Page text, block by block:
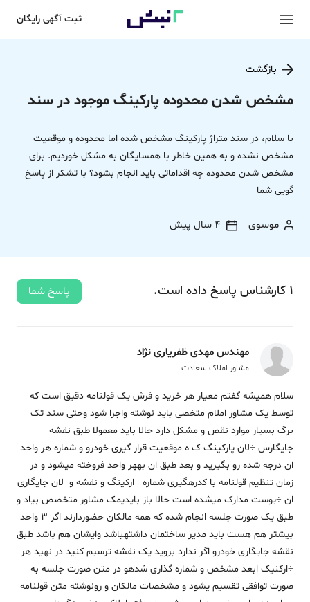
ثبت آگهی رایگان
بازگشت
مشخص شدن محدوده پارکینگ موجود در سند
با سلام، در سند متراژ پارکینگ مشخص شده اما محدوده‌ و موقعیت
مشخص نشده و به همین خاطر با همسایگان به مشکل خوردیم. برای
مشخص شدن محدوده چه اقداماتی باید انجام بشود؟ با تشکر از پاسخ
گویی شما
موسوی 4 سال پیش
1 کارشناس پاسخ داده‌ است. پاسخ شما
مهندس مهدی ظفریاری نژاد
مشاور املاک سعادت
سلام همیشه گفتم معیار هر خرید و فرش یک قولنامه دقیق است که
توسط یک مشاور املام متخصی باید نوشته واجرا شود وحتی سند تک
برگ بسیار موارد نقص و مشکل دارد حالا باید معمولا طبق نقشه
جایگارس ÷لان پارکینگ ک ه موقعیت قرار گیری خودرو و شماره هر واحد
ان درجه شده رو بگیرید و بعد طبق ان بههر واحد فروخته میشود و در
زمان تنظیم قولنامه با کدرهگیری شماره ÷ارکینگ و نقشه و÷لان جایگاری
ان ÷یوست مدارک میشده است حالا باز بایدیمک مشاور متخصص بیاد و
طبق یک صورت جلسه انجام شده که همه مالکان حضوردارند اگر 3 واحد
بیشتر هم هست باید مدیر ساختمان داشتهباشد وایشان هم باشد طبق
نقشه جایگاری خودرو اگر ندارد بروید یک نقشه ترسیم کنید در نهید هر
÷ارکنیک ابعد مشخص و شماره گذاری شدهو در متن صورت جلسه به
صورت توافقی تقسیم یشود و مشخصات مالکان و رونوشته متن قولنامه